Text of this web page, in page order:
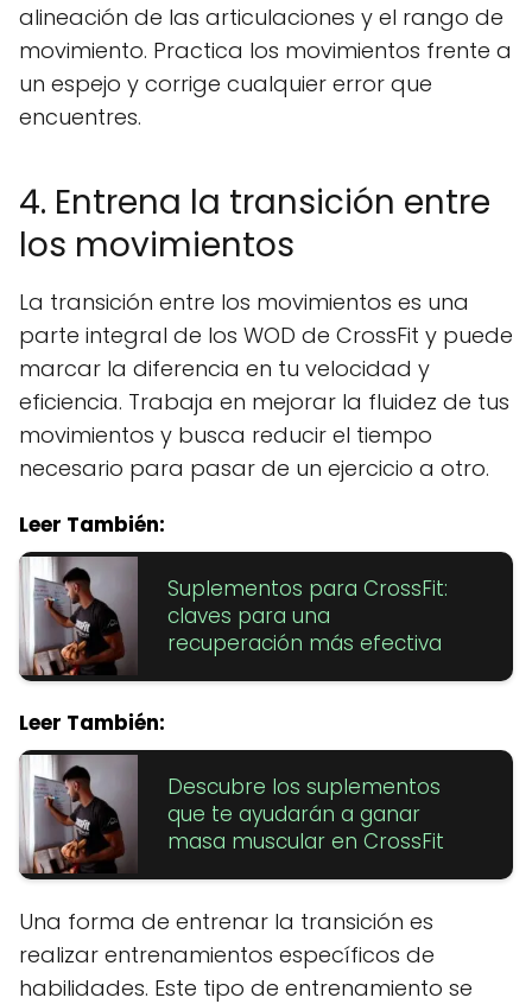
alineación de las articulaciones y el rango de
movimiento. Practica los movimientos frente a
un espejo y corrige cualquier error que
encuentres.
4. Entrena la transición entre
los movimientos
La transición entre los movimientos es una
parte integral de los WOD de CrossFit y puede
marcar la diferencia en tu velocidad y
eficiencia. Trabaja en mejorar la fluidez de tus
movimientos y busca reducir el tiempo
necesario para pasar de un ejercicio a otro.
Leer También:
Suplementos para CrossFit:
claves para una
recuperación más efectiva
Leer También:
Descubre los suplementos
que te ayudarán a ganar
masa muscular en CrossFit
Una forma de entrenar la transición es
realizar entrenamientos específicos de
habilidades. Este tipo de entrenamiento se